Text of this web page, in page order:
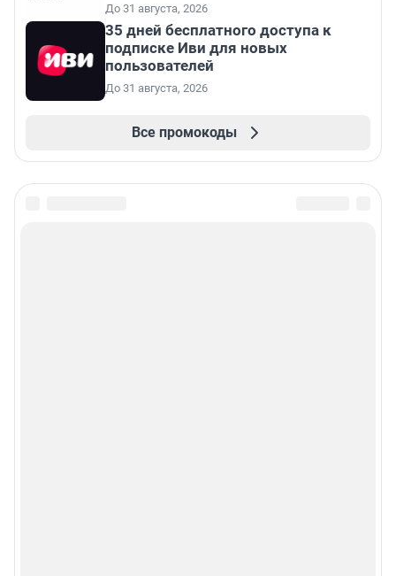
До 31 августа, 2026
35 дней бесплатного доступа к
подписке Иви для новых
пользователей
До 31 августа, 2026
Все промокоды